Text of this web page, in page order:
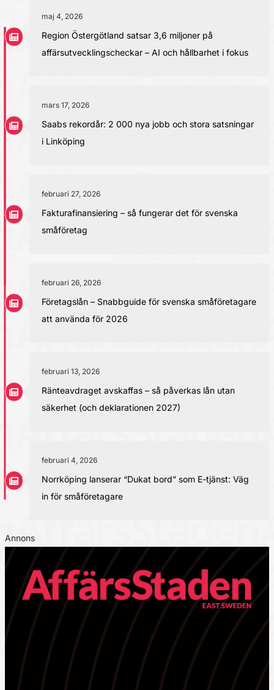
maj 4, 2026
Region Östergötland satsar 3,6 miljoner på
affärsutvecklingscheckar – AI och hållbarhet i fokus
mars 17, 2026
Saabs rekordår: 2 000 nya jobb och stora satsningar
i Linköping
februari 27, 2026
Fakturafinansiering – så fungerar det för svenska
småföretag
februari 26, 2026
Företagslån – Snabbguide för svenska småföretagare
att använda för 2026
februari 13, 2026
Ränteavdraget avskaffas – så påverkas lån utan
säkerhet (och deklarationen 2027)
februari 4, 2026
Norrköping lanserar “Dukat bord” som E-tjänst: Väg
in för småföretagare
Annons